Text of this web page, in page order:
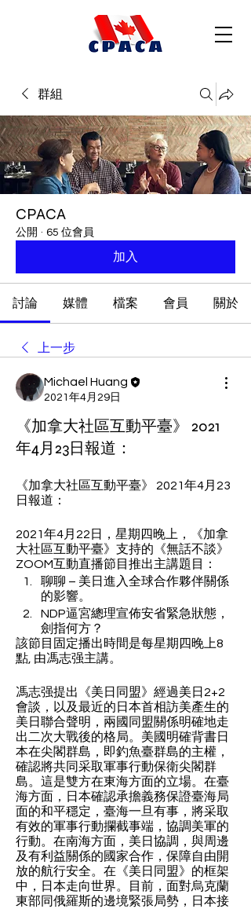
群組
CPACA
公開 · 65 位會員
加入
討論 媒體 檔案 會員 關於
上一步
Michael Huang
2021年4月29日
《加拿大社區互動平臺》 2021
年4月23日報道：
《加拿大社區互動平臺》 2021年4月23
日報道：
2021年4月22日，星期四晚上，《加拿
大社區互動平臺》支持的《無話不談》
ZOOM互動直播節目推出主講題目：
聊聊 – 美日進入全球合作夥伴關係
的影響。
NDP逼宮總理宣佈安省緊急狀態，
劍指何方？
該節目固定播出時間是每星期四晚上8
點, 由馮志强主講。
馮志强提出《美日同盟》經過美日2+2
會談，以及最近的日本首相訪美產生的
美日聯合聲明，兩國同盟關係明確地走
出二次大戰後的格局。美國明確背書日
本在尖閣群島，即釣魚臺群島的主權，
確認將共同采取軍事行動保衛尖閣群
島。這是雙方在東海方面的立場。在臺
海方面，日本確認承擔義務保證臺海局
面的和平穩定，臺海一旦有事，將采取
有效的軍事行動攔截事端，協調美軍的
行動。在南海方面，美日協調，與周邊
及有利益關係的國家合作，保障自由開
放的航行安全。在《美日同盟》的框架
中，日本走向世界。目前，面對烏克蘭
東部同俄羅斯的邊境緊張局勢，日本接